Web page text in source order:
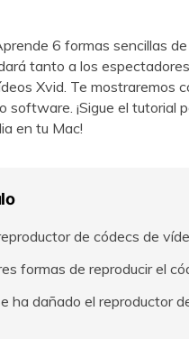
6 formas sencillas
tanto a los
Xvid. Te mostraremos
software. ¡Sigue el tutorial
en tu Mac!
de códecs de
formas de reproducir el
ha dañado el reproductor